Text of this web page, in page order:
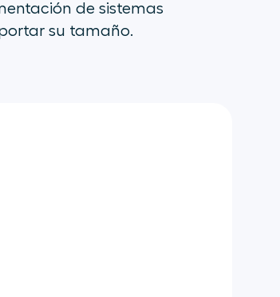
de sistemas
su tamaño.